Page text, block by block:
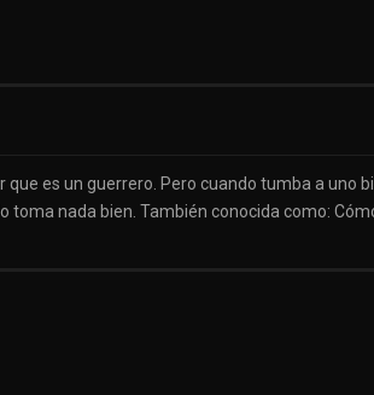
es un guerrero. Pero cuando tumba a uno
nada bien. También conocida como: